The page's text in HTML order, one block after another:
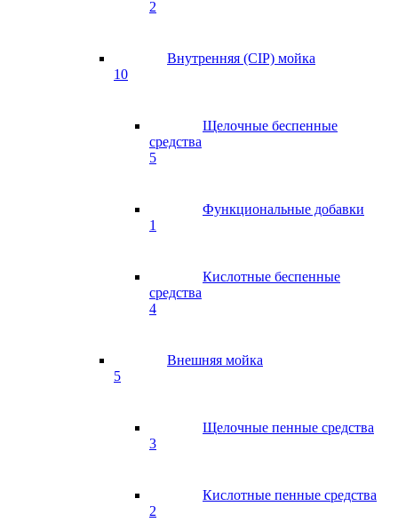
2
Внутренняя (CIP) мойка
10
Щелочные беспенные
средства
5
Функциональные добавки
1
Кислотные беспенные
средства
4
Внешняя мойка
5
Щелочные пенные средства
3
Кислотные пенные средства
2